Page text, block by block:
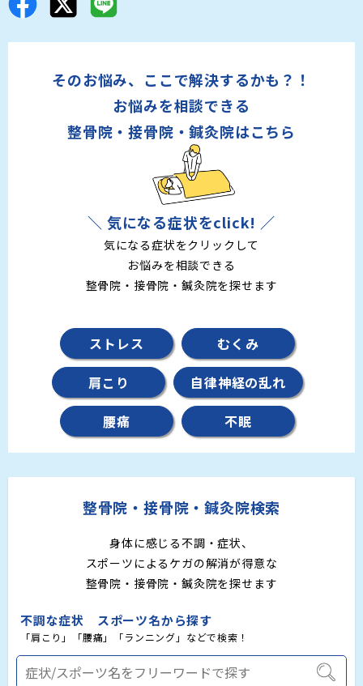
そのお悩み、ここで解決するかも？！
お悩みを相談できる
整骨院・接骨院・鍼灸院はこちら
＼ 気になる症状をclick! ／
気になる症状をクリックして
お悩みを相談できる
整骨院・接骨院・鍼灸院を探せます
ストレス
むくみ
肩こり
自律神経の乱れ
腰痛
不眠
整骨院・接骨院・鍼灸院検索
身体に感じる不調・症状、
スポーツによるケガの解消が得意な
整骨院・接骨院・鍼灸院を探せます
不調な症状 スポーツ名から探す
「肩こり」「腰痛」「ランニング」などで検索！